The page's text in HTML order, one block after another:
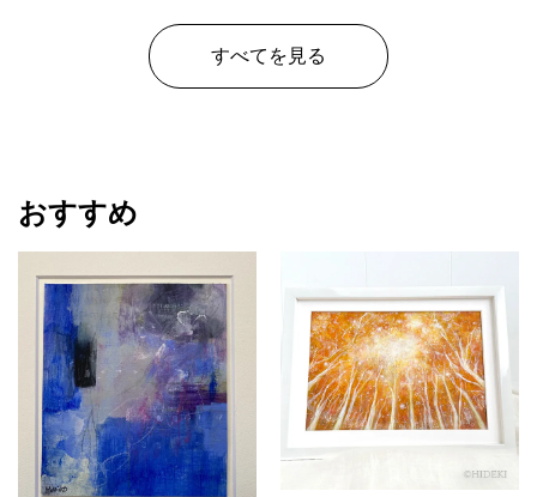
すべてを見る
おすすめ